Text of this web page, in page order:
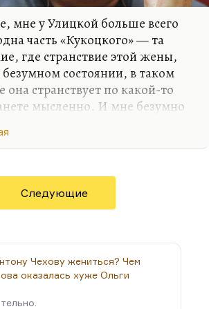
мне у Улицкой больше всего
часть «Кукоцкого» — та
где странствие этой жены,
состоянии, в таком
она странствует по какой-то
мысленно. И мне безумно
в «Синтаксисе»: «Бедная
Не говоря о том, что вообще
как человек очень симпатична.
сейчас хорошей такой травле с
безусловно, сделавший очень
прозы.
каждый писатель приносит
Следующие
Чехову жениться? Чем
оказалась хуже Ольги